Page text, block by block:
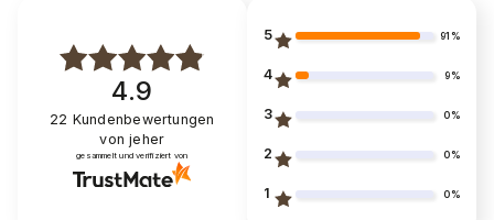
4.9
22 Kundenbewertungen
von jeher
gesammelt und verifiziert von
5 91%
4 9%
3 0%
2 0%
1 0%